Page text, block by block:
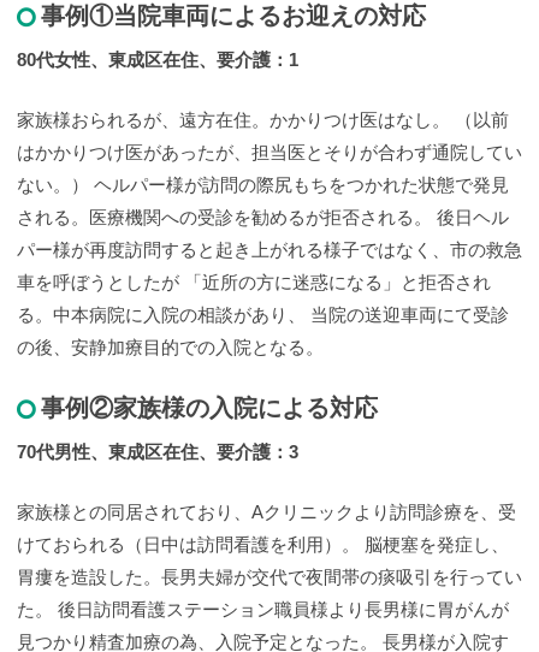
事例①当院車両によるお迎えの対応
80代女性、東成区在住、要介護：1
家族様おられるが、遠方在住。かかりつけ医はなし。 （以前
はかかりつけ医があったが、担当医とそりが合わず通院してい
ない。） ヘルパー様が訪問の際尻もちをつかれた状態で発見
される。医療機関への受診を勧めるが拒否される。 後日ヘル
パー様が再度訪問すると起き上がれる様子ではなく、市の救急
車を呼ぼうとしたが 「近所の方に迷惑になる」と拒否され
る。中本病院に入院の相談があり、 当院の送迎車両にて受診
の後、安静加療目的での入院となる。
事例②家族様の入院による対応
70代男性、東成区在住、要介護：3
家族様との同居されており、Aクリニックより訪問診療を、受
けておられる（日中は訪問看護を利用）。 脳梗塞を発症し、
胃瘻を造設した。長男夫婦が交代で夜間帯の痰吸引を行ってい
た。 後日訪問看護ステーション職員様より長男様に胃がんが
見つかり精査加療の為、入院予定となった。 長男様が入院す